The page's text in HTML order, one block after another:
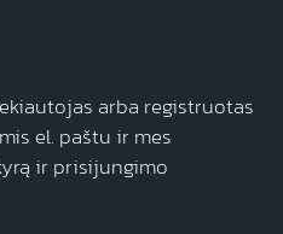
arba registruotas
el. paštu ir mes
ir prisijungimo